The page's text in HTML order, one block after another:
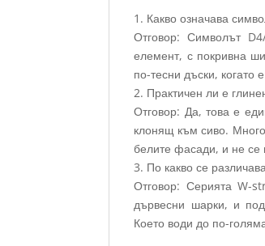
1. Какво означава
Отговор: Символът
елемент, с покривна
по-тесни дъски, когато
2. Практичен ли е
Отговор: Да, това е
клонящ към сиво.
белите фасади, и не се
3. По какво се
Отговор: Серията W-
дървесни шарки, и
Което води до по-